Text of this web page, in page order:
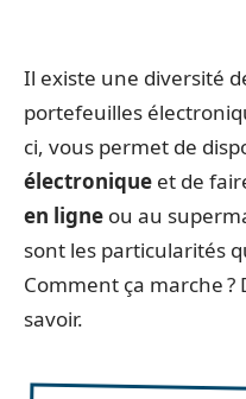
Il existe une diversité
portefeuilles
ci, vous permet de
électronique et de
en ligne ou au
sont les particularités
Comment ça marche ?
savoir.